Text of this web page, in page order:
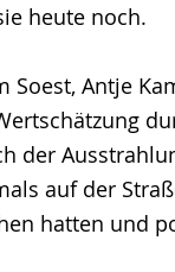
heute noch.
Soest, Antje
der
auf der
hatten und